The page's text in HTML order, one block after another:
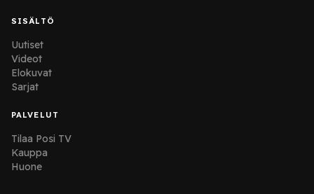
SISÄLTÖ
Uutiset
Videot
Elokuvat
Sarjat
PALVELUT
Tilaa Posi TV
Kauppa
Huone